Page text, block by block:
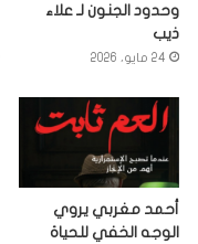
وحدود الجنون لـ علاء
ذيب
24 مايو، 2026
أحمد مغربي يروي
الوجه الخفي للحياة